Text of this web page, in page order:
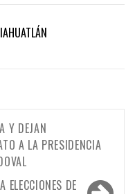
Y DEJAN
A LA PRESIDENCIA
ELECCIONES DE